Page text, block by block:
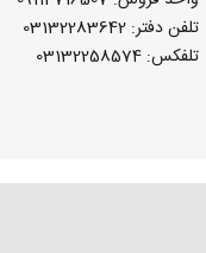
تلفن دفتر: 03132283642
تلفکس: 03132258574